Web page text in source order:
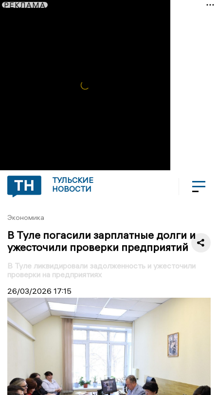
РЕКЛАМА
ТУЛЬСКИЕ
НОВОСТИ
Экономика
В Туле погасили зарплатные долги и
ужесточили проверки предприятий
В Туле ликвидировали задолженность и ужесточили
проверки на предприятиях
26/03/2026 17:15